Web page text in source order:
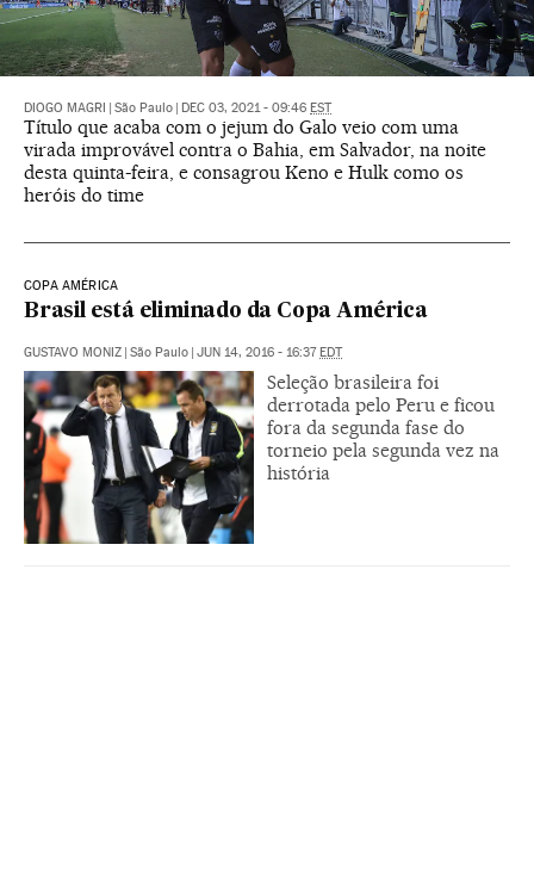
DIOGO MAGRI São Paulo DEC 03, 2021 - 09:46 EST
Título que acaba com o jejum do Galo veio com uma
virada improvável contra o Bahia, em Salvador, na noite
desta quinta-feira, e consagrou Keno e Hulk como os
heróis do time
COPA AMÉRICA
Brasil está eliminado da Copa América
GUSTAVO MONIZ São Paulo JUN 14, 2016 - 16:37 EDT
Seleção brasileira foi
derrotada pelo Peru e ficou
fora da segunda fase do
torneio pela segunda vez na
história